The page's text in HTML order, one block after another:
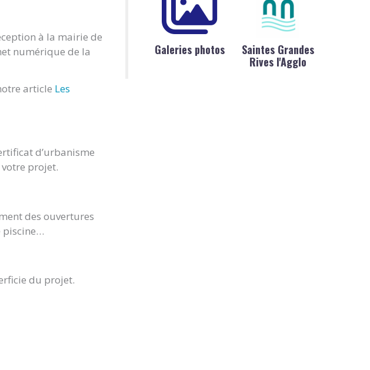
à la mairie de
numérique de la
article Les
d’urbanisme
projet.
des ouvertures
piscine…
du projet.
Galeries photos
Saintes Grandes
Rives l'Agglo